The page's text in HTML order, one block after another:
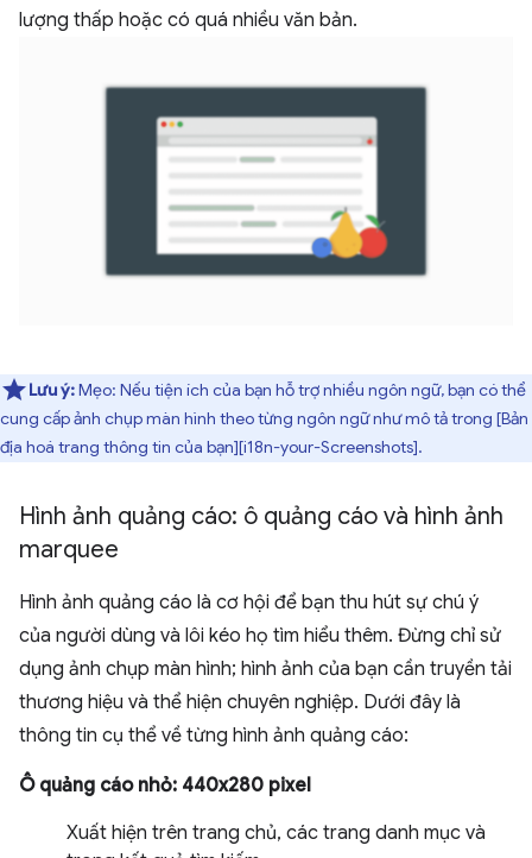
lượng thấp hoặc có quá nhiều văn bản.
Lưu ý:Mẹo: Nếu tiện ích của bạn hỗ trợ nhiều ngôn ngữ, bạn có thể
cung cấp ảnh chụp màn hình theo từng ngôn ngữ như mô tả trong [Bản
địa hoá trang thông tin của bạn][i18n-your-Screenshots].
Hình ảnh quảng cáo: ô quảng cáo và hình ảnh
marquee
Hình ảnh quảng cáo là cơ hội để bạn thu hút sự chú ý
của người dùng và lôi kéo họ tìm hiểu thêm. Đừng chỉ sử
dụng ảnh chụp màn hình; hình ảnh của bạn cần truyền tải
thương hiệu và thể hiện chuyên nghiệp. Dưới đây là
thông tin cụ thể về từng hình ảnh quảng cáo:
Ô quảng cáo nhỏ: 440x280 pixel
Xuất hiện trên trang chủ, các trang danh mục và